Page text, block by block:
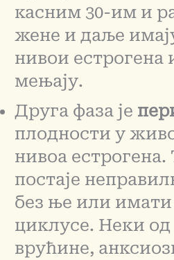
касним 30-им и
жене и даље
нивои естрогена
мењају.
Друга фаза је
плодности у
нивоа
постаје
без ње или
циклусе. Неки од
врућине,